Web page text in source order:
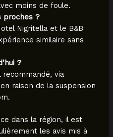
moins de foule.
proches ?
Nigritella et le B&B
similaire sans
?
recommandé, via
raison de la suspension
dans la région, il est
les avis mis à